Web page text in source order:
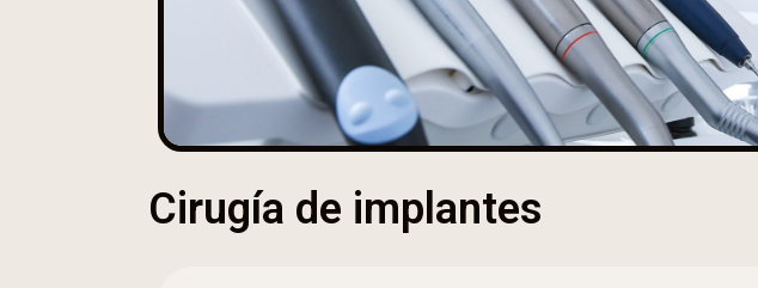
Cirugía de implantes